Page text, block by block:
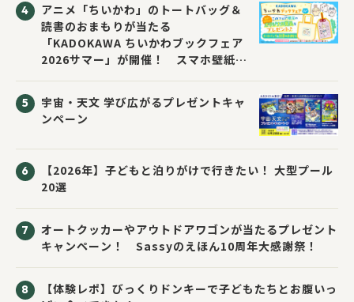
アニメ「ちいかわ」のトートバッグ＆
読書のおまもりが当たる
「KADOKAWA ちいかわブックフェア
2026サマー」が開催！ スマホ壁紙は
宇宙・天文 学び広がるプレゼントキャ
ンペーン
【2026年】子どもと泊りがけで行きたい！ 大型プール
20選
オートクッカーやアウトドアワゴンが当たるプレゼント
キャンペーン！ Sassyのえほん10周年大感謝祭！
【体験レポ】びっくりドンキーで子どもたちとお腹いっ